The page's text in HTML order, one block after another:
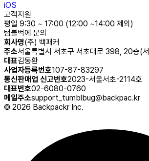
iOS
고객지원
평일 9:30 ~ 17:00 (12:00 ~14:00 제외)
텀블벅에 문의
회사명(주) 백패커
주소서울특별시 서초구 서초대로 398, 20층(
대표김동환
사업자등록번호107-87-83297
통신판매업 신고번호2023-서울서초-2114호
대표번호02-6080-0760
메일주소support_tumblbug@backpac.kr
© 2026 Backpackr Inc.